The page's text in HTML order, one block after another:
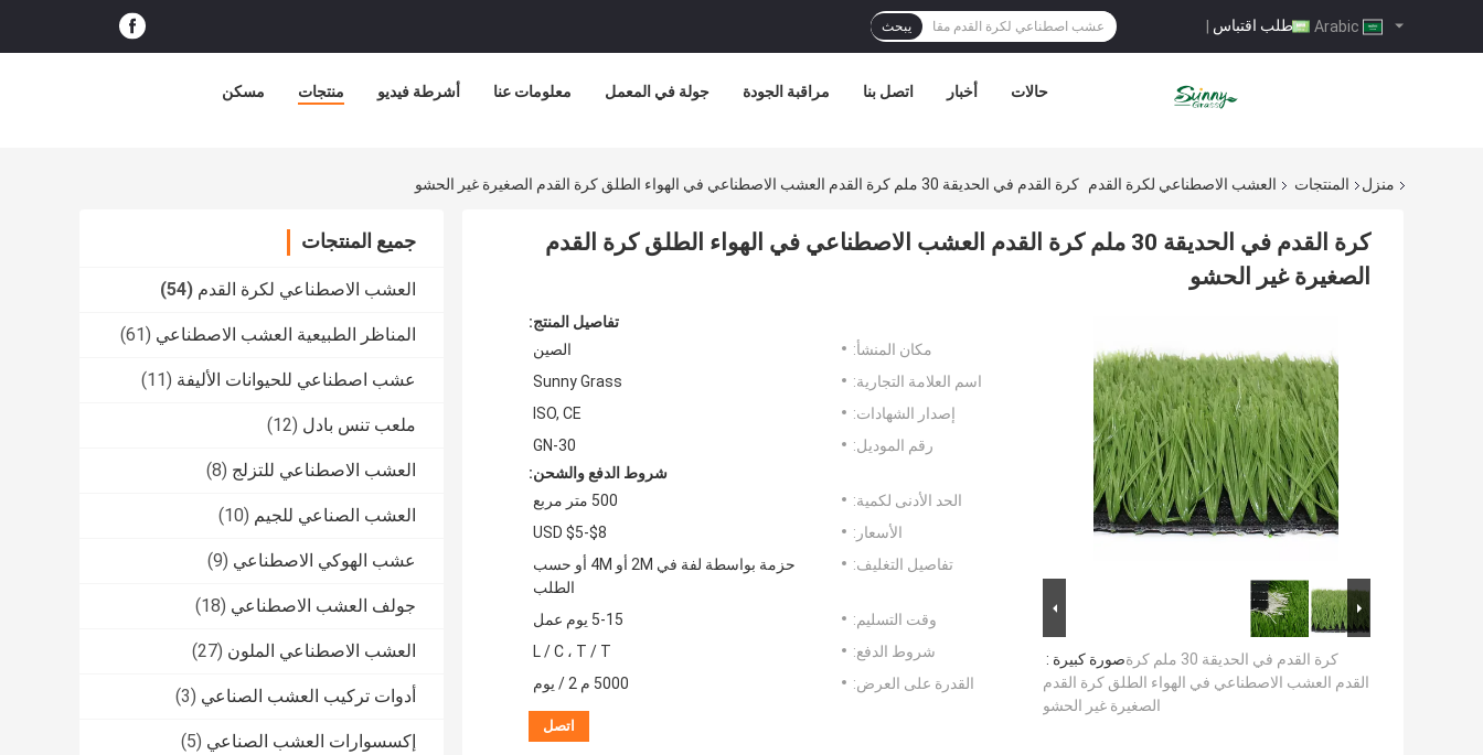
طلب اقتباس | يبحث
مسكن منتجات أشرطة فيديو معلومات عنا جولة في المعمل مراقبة الجودة اتصل بنا أخبار حالات
منزل المنتجات العشب الاصطناعي لكرة القدم كرة القدم في الحديقة 30 ملم كرة القدم العشب الاصطناعي في الهواء الطلق كرة القدم الصغيرة غير الحشو
جميع المنتجات
العشب الاصطناعي لكرة القدم (54)
المناظر الطبيعية العشب الاصطناعي (61)
عشب اصطناعي للحيوانات الأليفة (11)
ملعب تنس بادل (12)
العشب الاصطناعي للتزلج (8)
العشب الصناعي للجيم (10)
عشب الهوكي الاصطناعي (9)
جولف العشب الاصطناعي (18)
العشب الاصطناعي الملون (27)
أدوات تركيب العشب الصناعي (3)
إكسسوارات العشب الصناعي (5)
كرة القدم في الحديقة 30 ملم كرة القدم العشب الاصطناعي في الهواء الطلق كرة القدم
الصغيرة غير الحشو
صورة كبيرة :كرة القدم في الحديقة 30 ملم كرة
القدم العشب الاصطناعي في الهواء الطلق كرة القدم
الصغيرة غير الحشو
تفاصيل المنتج:
مكان المنشأ:
الصين
اسم العلامة التجارية:
Sunny Grass
إصدار الشهادات:
ISO, CE
رقم الموديل:
GN-30
شروط الدفع والشحن:
الحد الأدنى لكمية:
500 متر مربع
الأسعار:
USD $5-$8
تفاصيل التغليف:
حزمة بواسطة لفة في 2M أو 4M أو حسب
الطلب
وقت التسليم:
5-15 يوم عمل
شروط الدفع:
L / C ، T / T
القدرة على العرض:
5000 م 2 / يوم
اتصل